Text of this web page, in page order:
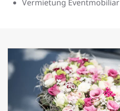
Vermietung Eventmobiliar